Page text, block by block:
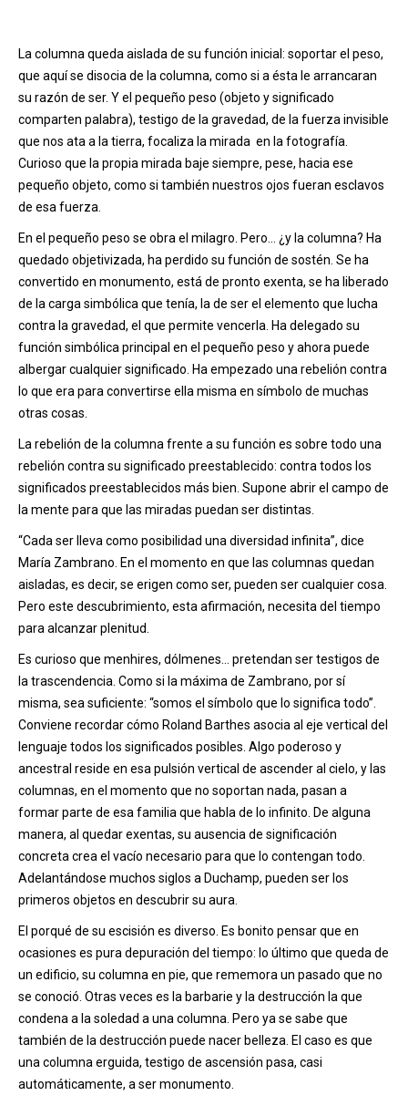
La columna queda aislada de su función inicial: soportar el peso,
que aquí se disocia de la columna, como si a ésta le arrancaran
su razón de ser. Y el pequeño peso (objeto y significado
comparten palabra), testigo de la gravedad, de la fuerza invisible
que nos ata a la tierra, focaliza la mirada en la fotografía.
Curioso que la propia mirada baje siempre, pese, hacia ese
pequeño objeto, como si también nuestros ojos fueran esclavos
de esa fuerza.
En el pequeño peso se obra el milagro. Pero… ¿y la columna? Ha
quedado objetivizada, ha perdido su función de sostén. Se ha
convertido en monumento, está de pronto exenta, se ha liberado
de la carga simbólica que tenía, la de ser el elemento que lucha
contra la gravedad, el que permite vencerla. Ha delegado su
función simbólica principal en el pequeño peso y ahora puede
albergar cualquier significado. Ha empezado una rebelión contra
lo que era para convertirse ella misma en símbolo de muchas
otras cosas.
La rebelión de la columna frente a su función es sobre todo una
rebelión contra su significado preestablecido: contra todos los
significados preestablecidos más bien. Supone abrir el campo de
la mente para que las miradas puedan ser distintas.
“Cada ser lleva como posibilidad una diversidad infinita”, dice
María Zambrano. En el momento en que las columnas quedan
aisladas, es decir, se erigen como ser, pueden ser cualquier cosa.
Pero este descubrimiento, esta afirmación, necesita del tiempo
para alcanzar plenitud.
Es curioso que menhires, dólmenes… pretendan ser testigos de
la trascendencia. Como si la máxima de Zambrano, por sí
misma, sea suficiente: “somos el símbolo que lo significa todo”.
Conviene recordar cómo Roland Barthes asocia al eje vertical del
lenguaje todos los significados posibles. Algo poderoso y
ancestral reside en esa pulsión vertical de ascender al cielo, y las
columnas, en el momento que no soportan nada, pasan a
formar parte de esa familia que habla de lo infinito. De alguna
manera, al quedar exentas, su ausencia de significación
concreta crea el vacío necesario para que lo contengan todo.
Adelantándose muchos siglos a Duchamp, pueden ser los
primeros objetos en descubrir su aura.
El porqué de su escisión es diverso. Es bonito pensar que en
ocasiones es pura depuración del tiempo: lo último que queda de
un edificio, su columna en pie, que rememora un pasado que no
se conoció. Otras veces es la barbarie y la destrucción la que
condena a la soledad a una columna. Pero ya se sabe que
también de la destrucción puede nacer belleza. El caso es que
una columna erguida, testigo de ascensión pasa, casi
automáticamente, a ser monumento.